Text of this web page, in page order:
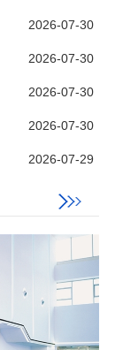
2026-07-30
2026-07-30
2026-07-30
2026-07-30
2026-07-29